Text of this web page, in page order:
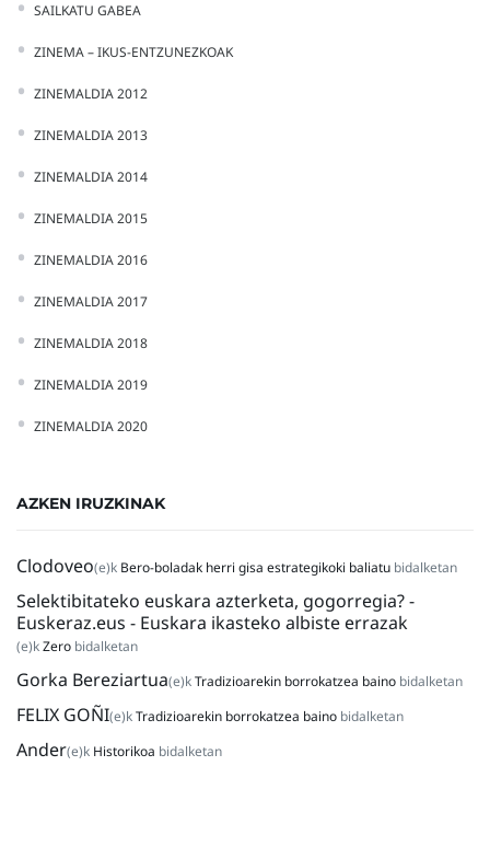
SAILKATU GABEA
ZINEMA – IKUS-ENTZUNEZKOAK
ZINEMALDIA 2012
ZINEMALDIA 2013
ZINEMALDIA 2014
ZINEMALDIA 2015
ZINEMALDIA 2016
ZINEMALDIA 2017
ZINEMALDIA 2018
ZINEMALDIA 2019
ZINEMALDIA 2020
AZKEN IRUZKINAK
Clodoveo(e)k Bero-boladak herri gisa estrategikoki baliatu bidalketan
Selektibitateko euskara azterketa, gogorregia? -
Euskeraz.eus - Euskara ikasteko albiste errazak
(e)kZero bidalketan
Gorka Bereziartua(e)kTradizioarekin borrokatzea baino bidalketan
FELIX GOÑI(e)kTradizioarekin borrokatzea baino bidalketan
Ander(e)k Historikoa bidalketan